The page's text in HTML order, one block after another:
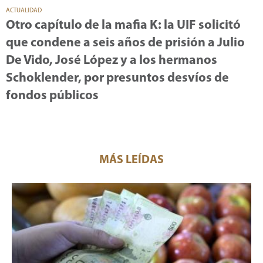
ACTUALIDAD
Otro capítulo de la mafia K: la UIF solicitó
que condene a seis años de prisión a Julio
De Vido, José López y a los hermanos
Schoklender, por presuntos desvíos de
fondos públicos
MÁS LEÍDAS